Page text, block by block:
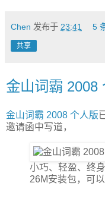
Chen 发布于 23:41 5
共享
金山词霸 2008
金山词霸 2008 个人版
邀请函中写道，
小巧、轻盈、终身
26M安装包，可